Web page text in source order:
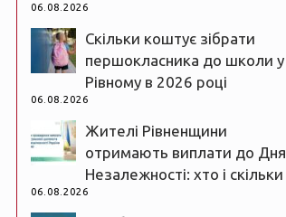
06.08.2026
Скільки коштує зібрати
першокласника до школи у
Рівному в 2026 році
06.08.2026
Жителі Рівненщини
отримають виплати до Дня
Незалежності: хто і скільки
06.08.2026